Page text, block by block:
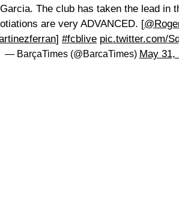
The club has taken the lead in
are very ADVANCED. [
] #fcblive pic.twitter.com/
— BarçaTimes (@BarcaTimes) May 31,